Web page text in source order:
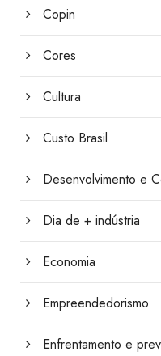
Copin
Cores
Cultura
Custo Brasil
Desenvolvimento e
Dia de + indústria
Economia
Empreendedorismo
Enfrentamento e